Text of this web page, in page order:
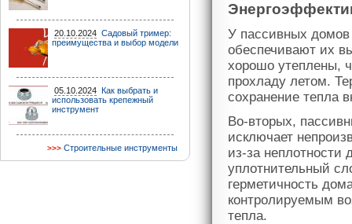
20.10.2024 Садовый тример:
преимущества и выбор модели
05.10.2024 Как выбрать и
использовать крепежный
инструмент
Строительные инструменты
У пассивных домов
обеспечивают их
хорошо утеплены,
прохладу летом.
сохранение тепла
Во-вторых,
исключает
из-за неплотности
уплотнительный
герметичность
контролируемым
тепла.